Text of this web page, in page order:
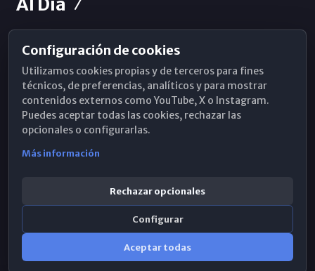
Horarios de Misa
Hemeroteca
WhatsApp
Configuración de cookies
Utilizamos cookies propias y de terceros para fines
técnicos, de preferencias, analíticos y para mostrar
contenidos externos como YouTube, X o Instagram.
Puedes aceptar todas las cookies, rechazar las
opcionales o configurarlas.
Más información
Rechazar opcionales
Configurar
Aceptar todas